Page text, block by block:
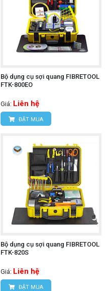
Bộ dụng cụ sợi quang FIBRETOOL
FTK-800EO
Giá: Liên hệ
ĐẶT MUA
Bộ dụng cụ sợi quang FIBRETOOL
FTK-820S
Giá: Liên hệ
ĐẶT MUA